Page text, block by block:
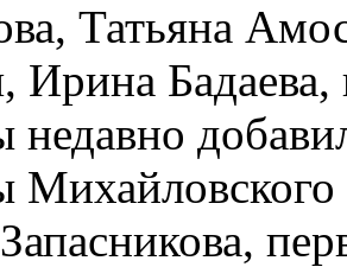
Татьяна
Ирина
недавно